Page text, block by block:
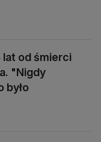
lat od śmierci
"Nigdy
było